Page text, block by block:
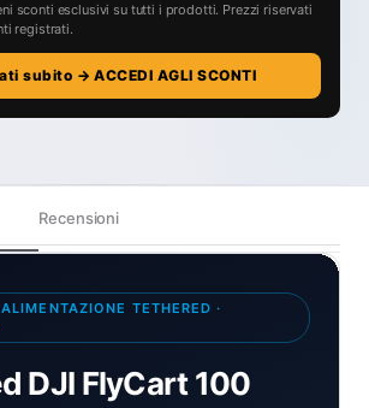
sconti esclusivi su tutti i prodotti. Prezzi riservati
registrati.
subito → ACCEDI AGLI SCONTI
Recensioni
TETHERED ·
DJI FlyCart 100